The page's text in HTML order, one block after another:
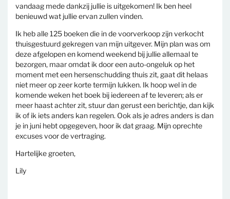
vandaag mede dankzij jullie is uitgekomen! Ik ben heel
benieuwd wat jullie ervan zullen vinden.
Ik heb alle 125 boeken die in de voorverkoop zijn verkocht
thuisgestuurd gekregen van mijn uitgever. Mijn plan was om
deze afgelopen en komend weekend bij jullie allemaal te
bezorgen, maar omdat ik door een auto-ongeluk op het
moment met een hersenschudding thuis zit, gaat dit helaas
niet meer op zeer korte termijn lukken. Ik hoop wel in de
komende weken het boek bij iedereen af te leveren; als er
meer haast achter zit, stuur dan gerust een berichtje, dan kijk
ik of ik iets anders kan regelen. Ook als je adres anders is dan
je in juni hebt opgegeven, hoor ik dat graag. Mijn oprechte
excuses voor de vertraging.
Hartelijke groeten,
Lily